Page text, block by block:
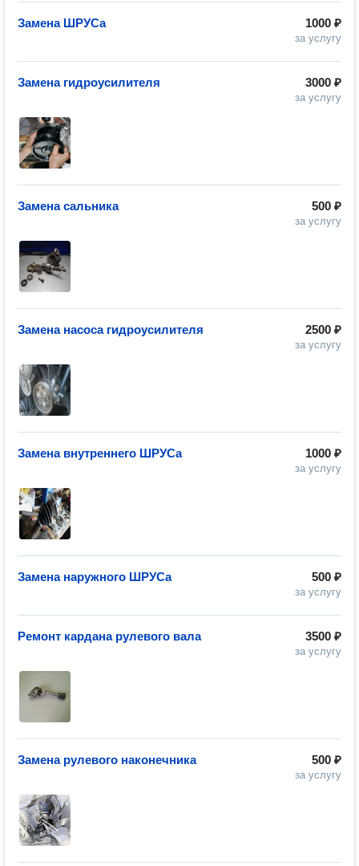
1000 ₽
за услугу
Замена ШРУСа
3000 ₽
за услугу
Замена гидроусилителя
500 ₽
за услугу
Замена сальника
2500 ₽
за услугу
Замена насоса гидроусилителя
1000 ₽
за услугу
Замена внутреннего ШРУСа
500 ₽
за услугу
Замена наружного ШРУСа
3500 ₽
за услугу
Ремонт кардана рулевого вала
500 ₽
за услугу
Замена рулевого наконечника